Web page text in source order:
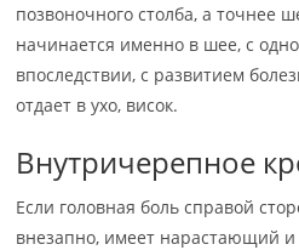
позвоночного столба, а точнее
начинается именно в шее, с
впоследствии, с развитием
отдает в ухо, висок.
Внутричерепное
Если головная боль справой
внезапно, имеет нарастающий